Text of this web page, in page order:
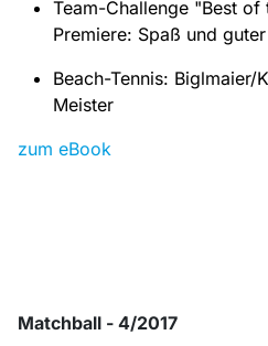
Team-Challenge "Best of
Premiere: Spaß und
Beach-Tennis: Biglmaier/
Meister
zum eBook
Matchball - 4/2017